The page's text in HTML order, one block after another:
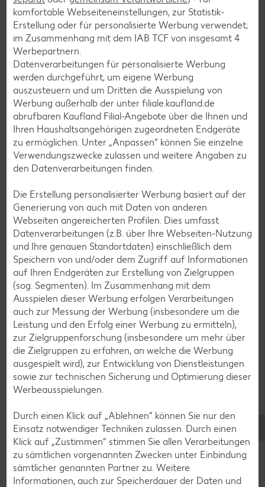
Burger-Rezepte
Pizza-Rezepte
Pasta-Rezepte
Sushi-Rezepte
Raclette-Rezepte
Flammkuchen-Rezepte
Frühstücksrezepte
Salat-Rezepte
Spargel-Rezepte
Fleisch-Rezepte
Fisch-Rezepte
Geflügel-Rezepte
Lamm-Rezepte
Grill-Rezepte
Muffin-Rezepte
Apfelkuchen-Rezepte
Schokokuchen-Rezepte
Torten-Rezepte
Eis-Rezepte
Pfannkuchen-Rezepte
Plätzchen-Rezepte
komfortable Webseiteneinstellungen, zur Statistik-
Erstellung oder für personalisierte Werbung verwendet;
im Zusammenhang mit dem IAB TCF von insgesamt 4
Werbepartnern.
Datenverarbeitungen für personalisierte Werbung
werden durchgeführt, um eigene Werbung
auszusteuern und um Dritten die Ausspielung von
Werbung außerhalb der unter filiale.kaufland.de
abrufbaren Kaufland Filial-Angebote über die Ihnen und
Ihren Haushaltsangehörigen zugeordneten Endgeräte
zu ermöglichen. Unter „Anpassen“ können Sie einzelne
Verwendungszwecke zulassen und weitere Angaben zu
den Datenverarbeitungen finden.
Die Erstellung personalisierter Werbung basiert auf der
Generierung von auch mit Daten von anderen
Webseiten angereicherten Profilen. Dies umfasst
Datenverarbeitungen (z.B. über Ihre Webseiten-Nutzung
und Ihre genauen Standortdaten) einschließlich dem
Speichern von und/oder dem Zugriff auf Informationen
auf Ihren Endgeräten zur Erstellung von Zielgruppen
(sog. Segmenten). Im Zusammenhang mit dem
Ausspielen dieser Werbung erfolgen Verarbeitungen
auch zur Messung der Werbung (insbesondere um die
Leistung und den Erfolg einer Werbung zu ermitteln),
zur Zielgruppenforschung (insbesondere um mehr über
die Zielgruppen zu erfahren, an welche die Werbung
ausgespielt wird), zur Entwicklung von Dienstleistungen
sowie zur technischen Sicherung und Optimierung dieser
Werbeausspielungen.
Durch einen Klick auf „Ablehnen“ können Sie nur den
Einsatz notwendiger Techniken zulassen. Durch einen
Klick auf „Zustimmen“ stimmen Sie allen Verarbeitungen
zu sämtlichen vorgenannten Zwecken unter Einbindung
sämtlicher genannten Partner zu. Weitere
Informationen, auch zur Speicherdauer der Daten und